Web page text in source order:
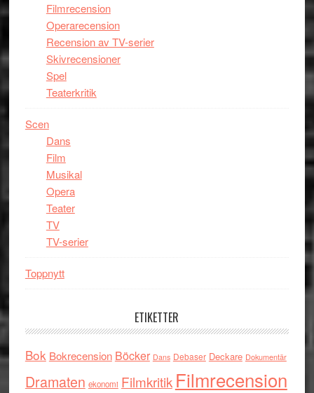
Filmrecension
Operarecension
Recension av TV-serier
Skivrecensioner
Spel
Teaterkritik
Scen
Dans
Film
Musikal
Opera
Teater
TV
TV-serier
Toppnytt
ETIKETTER
Bok Bokrecension Böcker Dans Debaser Deckare Dokumentär
Dramaten ekonomi Filmkritik Filmrecension